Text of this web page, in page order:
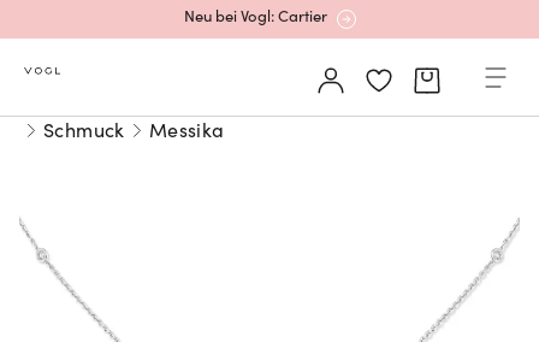
Neu bei Vogl: Cartier
Mehr erfahren: Ikonische Uhren von Cartier
Schmuck Messika